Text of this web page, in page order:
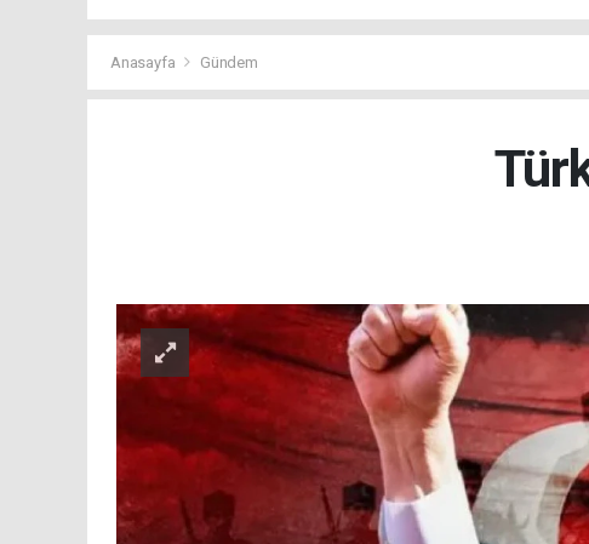
Anasayfa Gündem